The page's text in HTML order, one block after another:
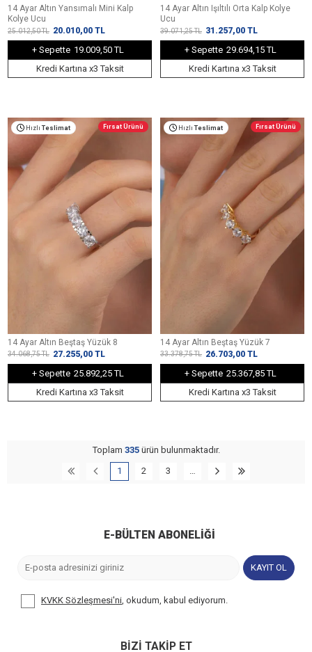
14 Ayar Altın Yansımalı Mini Kalp
Kolye Ucu
25.012,50TL 20.010,00 TL
+ Sepette 19.009,50 TL
Kredi Kartına x3 Taksit
14 Ayar Altın Işıltılı Orta Kalp Kolye
Ucu
39.071,25TL 31.257,00 TL
+ Sepette 29.694,15 TL
Kredi Kartına x3 Taksit
Hızlı Teslimat Fırsat Ürünü
14 Ayar Altın Beştaş Yüzük 8
34.068,75TL 27.255,00 TL
+ Sepette 25.892,25 TL
Kredi Kartına x3 Taksit
Hızlı Teslimat Fırsat Ürünü
14 Ayar Altın Beştaş Yüzük 7
33.378,75TL 26.703,00 TL
+ Sepette 25.367,85 TL
Kredi Kartına x3 Taksit
Toplam 335ürün bulunmaktadır.
1 2 3 …
E-BÜLTEN ABONELIĞI
KAYIT OL
KVKK Sözleşmesi'ni , okudum, kabul ediyorum.
BİZİ TAKİP ET